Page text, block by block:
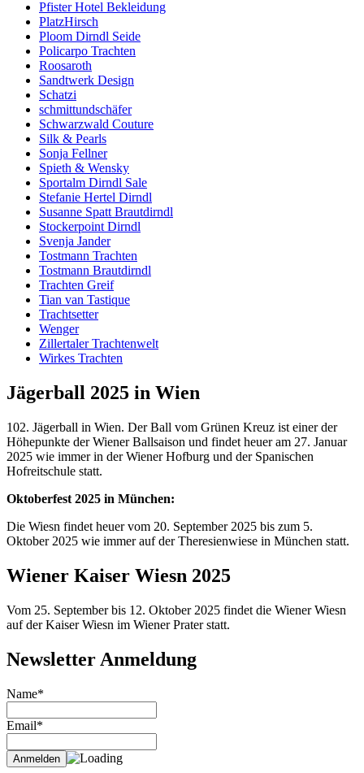
Pfister Hotel Bekleidung
PlatzHirsch
Ploom Dirndl Seide
Policarpo Trachten
Roosaroth
Sandtwerk Design
Schatzi
schmittundschäfer
Schwarzwald Couture
Silk & Pearls
Sonja Fellner
Spieth & Wensky
Sportalm Dirndl Sale
Stefanie Hertel Dirndl
Susanne Spatt Brautdirndl
Stockerpoint Dirndl
Svenja Jander
Tostmann Trachten
Tostmann Brautdirndl
Trachten Greif
Tian van Tastique
Trachtsetter
Wenger
Zillertaler Trachtenwelt
Wirkes Trachten
Jägerball 2025 in Wien
102. Jägerball in Wien. Der Ball vom Grünen Kreuz ist einer der
Höhepunkte der Wiener Ballsaison und findet heuer am 27. Januar
2025 wie immer in der Wiener Hofburg und der Spanischen
Hofreitschule statt.
Oktoberfest 2025 in München:
Die Wiesn findet heuer vom 20. September 2025 bis zum 5.
Oktober 2025 wie immer auf der Theresienwiese in München statt.
Wiener Kaiser Wiesn 2025
Vom 25. September bis 12. Oktober 2025 findet die Wiener Wiesn
auf der Kaiser Wiesn im Wiener Prater statt.
Newsletter Anmeldung
Name*
Email*